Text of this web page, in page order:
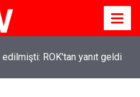
ROK'tan yanıt geldi